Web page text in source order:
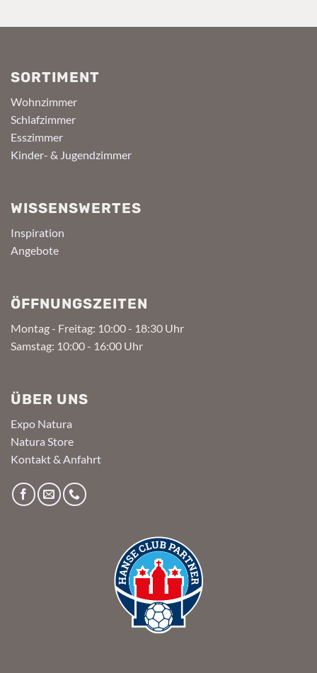
SORTIMENT
Wohnzimmer
Schlafzimmer
Esszimmer
Kinder- & Jugendzimmer
WISSENSWERTES
Inspiration
Angebote
ÖFFNUNGSZEITEN
Montag - Freitag: 10:00 - 18:30 Uhr
Samstag: 10:00 - 16:00 Uhr
ÜBER UNS
Expo Natura
Natura Store
Kontakt & Anfahrt